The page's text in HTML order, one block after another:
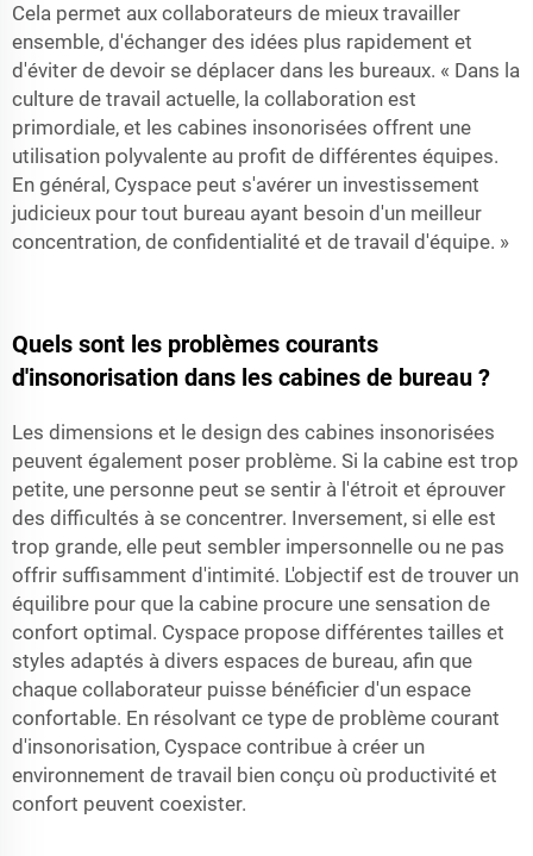
Cela permet aux collaborateurs de mieux travailler
ensemble, d'échanger des idées plus rapidement et
d'éviter de devoir se déplacer dans les bureaux. « Dans la
culture de travail actuelle, la collaboration est
primordiale, et les cabines insonorisées offrent une
utilisation polyvalente au profit de différentes équipes.
En général, Cyspace peut s'avérer un investissement
judicieux pour tout bureau ayant besoin d'un meilleur
concentration, de confidentialité et de travail d'équipe. »
Quels sont les problèmes courants
d'insonorisation dans les cabines de bureau ?
Les dimensions et le design des cabines insonorisées
peuvent également poser problème. Si la cabine est trop
petite, une personne peut se sentir à l'étroit et éprouver
des difficultés à se concentrer. Inversement, si elle est
trop grande, elle peut sembler impersonnelle ou ne pas
offrir suffisamment d'intimité. L'objectif est de trouver un
équilibre pour que la cabine procure une sensation de
confort optimal. Cyspace propose différentes tailles et
styles adaptés à divers espaces de bureau, afin que
chaque collaborateur puisse bénéficier d'un espace
confortable. En résolvant ce type de problème courant
d'insonorisation, Cyspace contribue à créer un
environnement de travail bien conçu où productivité et
confort peuvent coexister.